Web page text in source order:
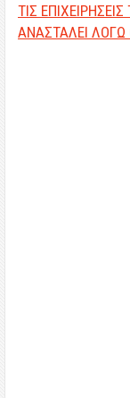
ΤΙΣ
ΑΝΑΣΤΑΛΕΙ ΛΟΓΩ